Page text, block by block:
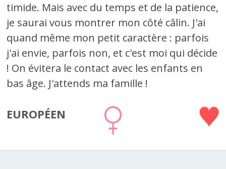
timide. Mais avec du temps et de la patience,
je saurai vous montrer mon côté câlin. J'ai
quand même mon petit caractère : parfois
j'ai envie, parfois non, et c'est moi qui décide
! On évitera le contact avec les enfants en
bas âge. J'attends ma famille !
EUROPÉEN